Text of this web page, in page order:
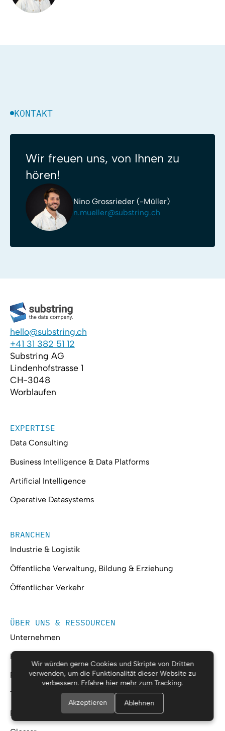
KONTAKT
Wir freuen uns, von Ihnen zu
hören!
Nino Grossrieder (-Müller)
n.mueller@substring.ch
hello@substring.ch
+41 31 382 51 12
Substring AG
Lindenhofstrasse 1
CH-3048
Worblaufen
EXPERTISE
Data Consulting
Business Intelligence & Data Platforms
Artificial Intelligence
Operative Datasystems
BRANCHEN
Industrie & Logistik
Öffentliche Verwaltung, Bildung & Erziehung
Öffentlicher Verkehr
ÜBER UNS & RESSOURCEN
Unternehmen
Karriere
Referenzen
Technologien
Ressourcen & Events
Wir würden gerne Cookies und Skripte von Dritten
verwenden, um die Funktionalität dieser Website zu
verbessern. Erfahre hier mehr zum Tracking.
Akzeptieren Ablehnen